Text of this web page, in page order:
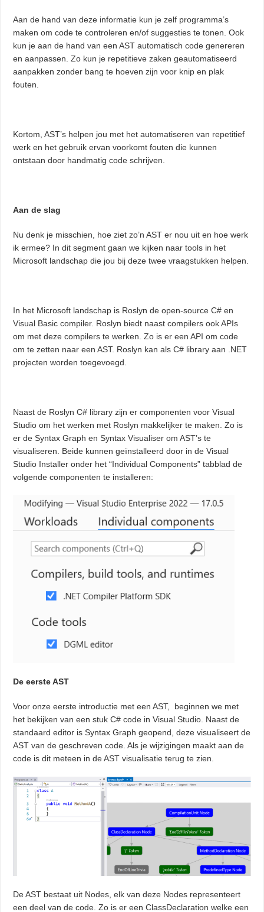
Aan de hand van deze informatie kun je zelf programma’s
maken om code te controleren en/of suggesties te tonen. Ook
kun je aan de hand van een AST automatisch code genereren
en aanpassen. Zo kun je repetitieve zaken geautomatiseerd
aanpakken zonder bang te hoeven zijn voor knip en plak
fouten.
Kortom, AST’s helpen jou met het automatiseren van repetitief
werk en het gebruik ervan voorkomt fouten die kunnen
ontstaan door handmatig code schrijven.
Aan de slag
Nu denk je misschien, hoe ziet zo’n AST er nou uit en hoe werk
ik ermee? In dit segment gaan we kijken naar tools in het
Microsoft landschap die jou bij deze twee vraagstukken helpen.
In het Microsoft landschap is Roslyn de open-source C# en
Visual Basic compiler. Roslyn biedt naast compilers ook APIs
om met deze compilers te werken. Zo is er een API om code
om te zetten naar een AST. Roslyn kan als C# library aan .NET
projecten worden toegevoegd.
Naast de Roslyn C# library zijn er componenten voor Visual
Studio om het werken met Roslyn makkelijker te maken. Zo is
er de Syntax Graph en Syntax Visualiser om AST’s te
visualiseren. Beide kunnen geïnstalleerd door in de Visual
Studio Installer onder het “Individual Components” tabblad de
volgende componenten te installeren:
De eerste AST
Voor onze eerste introductie met een AST, beginnen we met
het bekijken van een stuk C# code in Visual Studio. Naast de
standaard editor is Syntax Graph geopend, deze visualiseert de
AST van de geschreven code. Als je wijzigingen maakt aan de
code is dit meteen in de AST visualisatie terug te zien.
De AST bestaat uit Nodes, elk van deze Nodes representeert
een deel van de code. Zo is er een ClassDeclaration welke een